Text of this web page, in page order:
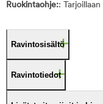
Ruokintaohje::
Ravintosisältö
Ravintotiedot